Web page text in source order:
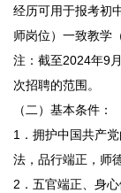
经历可用于报考初
师岗位）一致教学
注：截至2024年9
次招聘的范围。
（二）基本条件：
1．拥护中国共产
法，品行端正，师
2．五官端正、身心